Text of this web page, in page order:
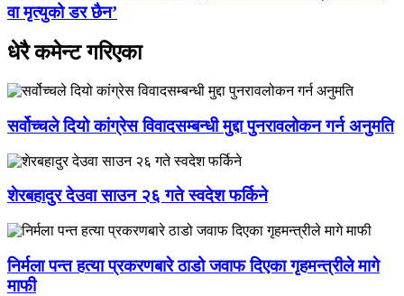
वा मृत्युको डर छैन’
धेरै कमेन्ट गरिएका
सर्वोच्चले दियो कांग्रेस विवादसम्बन्धी मुद्दा पुनरावलोकन गर्न अनुमति
शेरबहादुर देउवा साउन २६ गते स्वदेश फर्किने
निर्मला पन्त हत्या प्रकरणबारे ठाडो जवाफ दिएका गृहमन्त्रीले मागे
माफी